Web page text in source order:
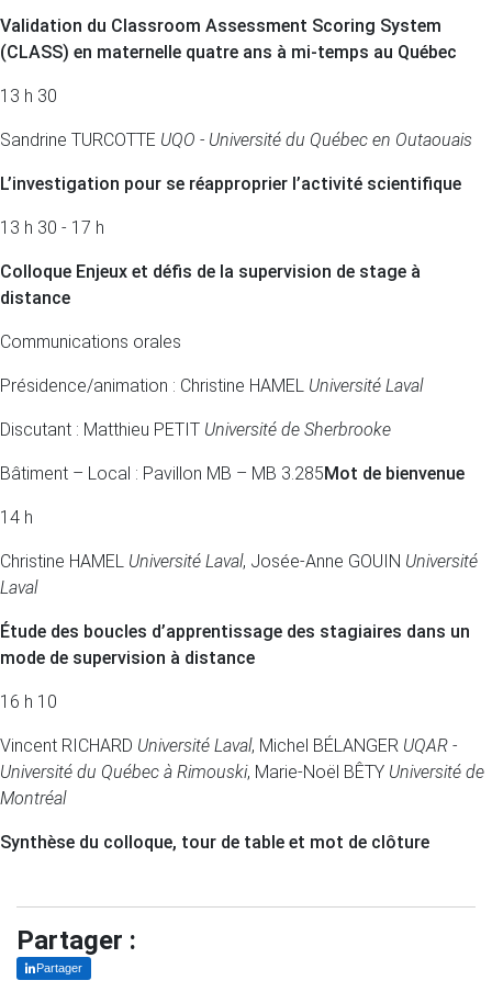
Validation du Classroom Assessment Scoring System
(CLASS) en maternelle quatre ans à mi-temps au Québec
13 h 30
Sandrine TURCOTTE UQO - Université du Québec en Outaouais
L’investigation pour se réapproprier l’activité scientifique
13 h 30 - 17 h
Colloque Enjeux et défis de la supervision de stage à
distance
Communications orales
Présidence/animation : Christine HAMEL Université Laval
Discutant : Matthieu PETIT Université de Sherbrooke
Bâtiment – Local : Pavillon MB – MB 3.285Mot de bienvenue
14 h
Christine HAMEL Université Laval, Josée-Anne GOUIN Université
Laval
Étude des boucles d’apprentissage des stagiaires dans un
mode de supervision à distance
16 h 10
Vincent RICHARD Université Laval, Michel BÉLANGER UQAR -
Université du Québec à Rimouski, Marie-Noël BÊTY Université de
Montréal
Synthèse du colloque, tour de table et mot de clôture
Partager :
Partager